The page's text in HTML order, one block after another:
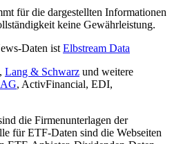
für die dargestellten Informationen
keine Gewährleistung.
Daten ist Elbstream Data
, Lang & Schwarz und weitere
, ActivFinancial, EDI,
die Firmenunterlagen der
für ETF-Daten sind die Webseiten